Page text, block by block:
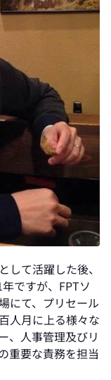
して活躍した後、
ですが、FPTソ
にて、プリセール
人月に上る様々な
、人事管理及びリ
重要な責務を担当